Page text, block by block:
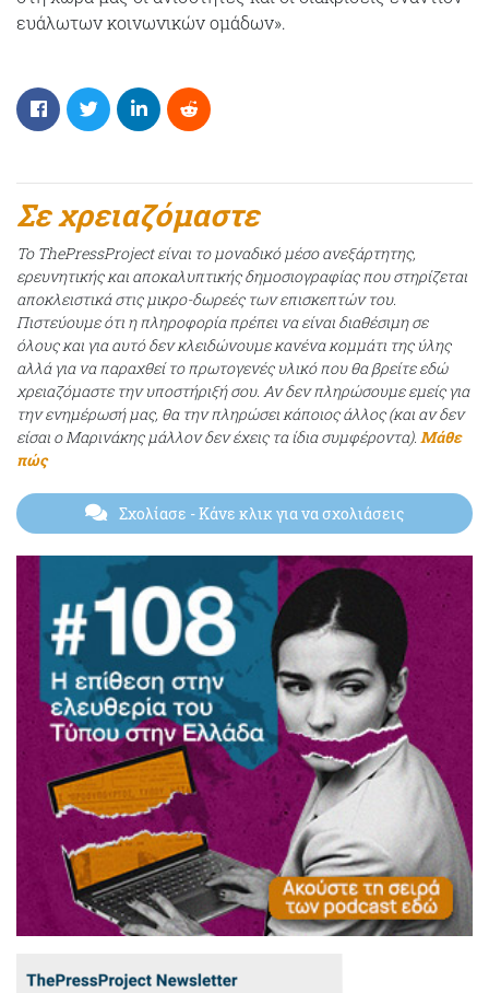
ευάλωτων κοινωνικών ομάδων».
Σε χρειαζόμαστε
Το ThePressProject είναι το μοναδικό μέσο ανεξάρτητης,
ερευνητικής και αποκαλυπτικής δημοσιογραφίας που στηρίζεται
αποκλειστικά στις μικρο-δωρεές των επισκεπτών του.
Πιστεύουμε ότι η πληροφορία πρέπει να είναι διαθέσιμη σε
όλους και για αυτό δεν κλειδώνουμε κανένα κομμάτι της ύλης
αλλά για να παραχθεί το πρωτογενές υλικό που θα βρείτε εδώ
χρειαζόμαστε την υποστήριξή σου. Αν δεν πληρώσουμε εμείς για
την ενημέρωσή μας, θα την πληρώσει κάποιος άλλος (και αν δεν
είσαι ο Μαρινάκης μάλλον δεν έχεις τα ίδια συμφέροντα). Μάθε
πώς
Σχολίασε - Κάνε κλικ για να σχολιάσεις